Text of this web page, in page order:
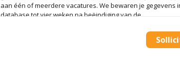
aan één of meerdere vacatures. We bewaren je gegevens
database tot vier weken na beëindiging van de
bewaren wij je gegevens tot 12 maanden na de
procedure. Je kan The AdminPeople B.V. op elk moment